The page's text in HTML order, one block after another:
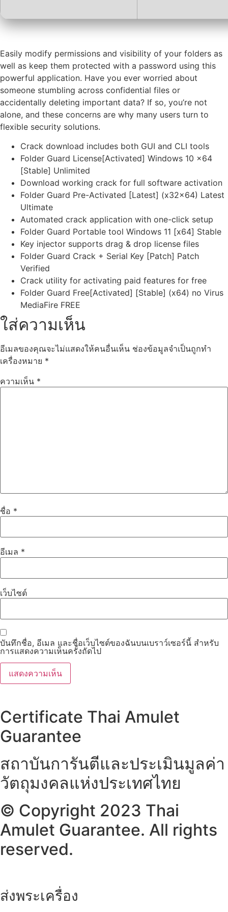
Easily modify permissions and visibility of your folders as
well as keep them protected with a password using this
powerful application. Have you ever worried about
someone stumbling across confidential files or
accidentally deleting important data? If so, you’re not
alone, and these concerns are why many users turn to
flexible security solutions.
Crack download includes both GUI and CLI tools
Folder Guard License[Activated] Windows 10 x64
[Stable] Unlimited
Download working crack for full software activation
Folder Guard Pre-Activated [Latest] (x32x64) Latest
Ultimate
Automated crack application with one-click setup
Folder Guard Portable tool Windows 11 [x64] Stable
Key injector supports drag & drop license files
Folder Guard Crack + Serial Key [Patch] Patch
Verified
Crack utility for activating paid features for free
Folder Guard Free[Activated] [Stable] (x64) no Virus
MediaFire FREE
ใส่ความเห็น
อีเมลของคุณจะไม่แสดงให้คนอื่นเห็น ช่องข้อมูลจำเป็นถูกทำ
เครื่องหมาย *
ความเห็น *
ชื่อ *
อีเมล *
เว็บไซต์
บันทึกชื่อ, อีเมล และชื่อเว็บไซต์ของฉันบนเบราว์เซอร์นี้ สำหรับ
การแสดงความเห็นครั้งถัดไป
Certificate Thai Amulet
Guarantee
สถาบันการันตีและประเมินมูลค่า
วัตถุมงคลแห่งประเทศไทย
© Copyright 2023 Thai
Amulet Guarantee. All rights
reserved.
ส่งพระเครื่อง